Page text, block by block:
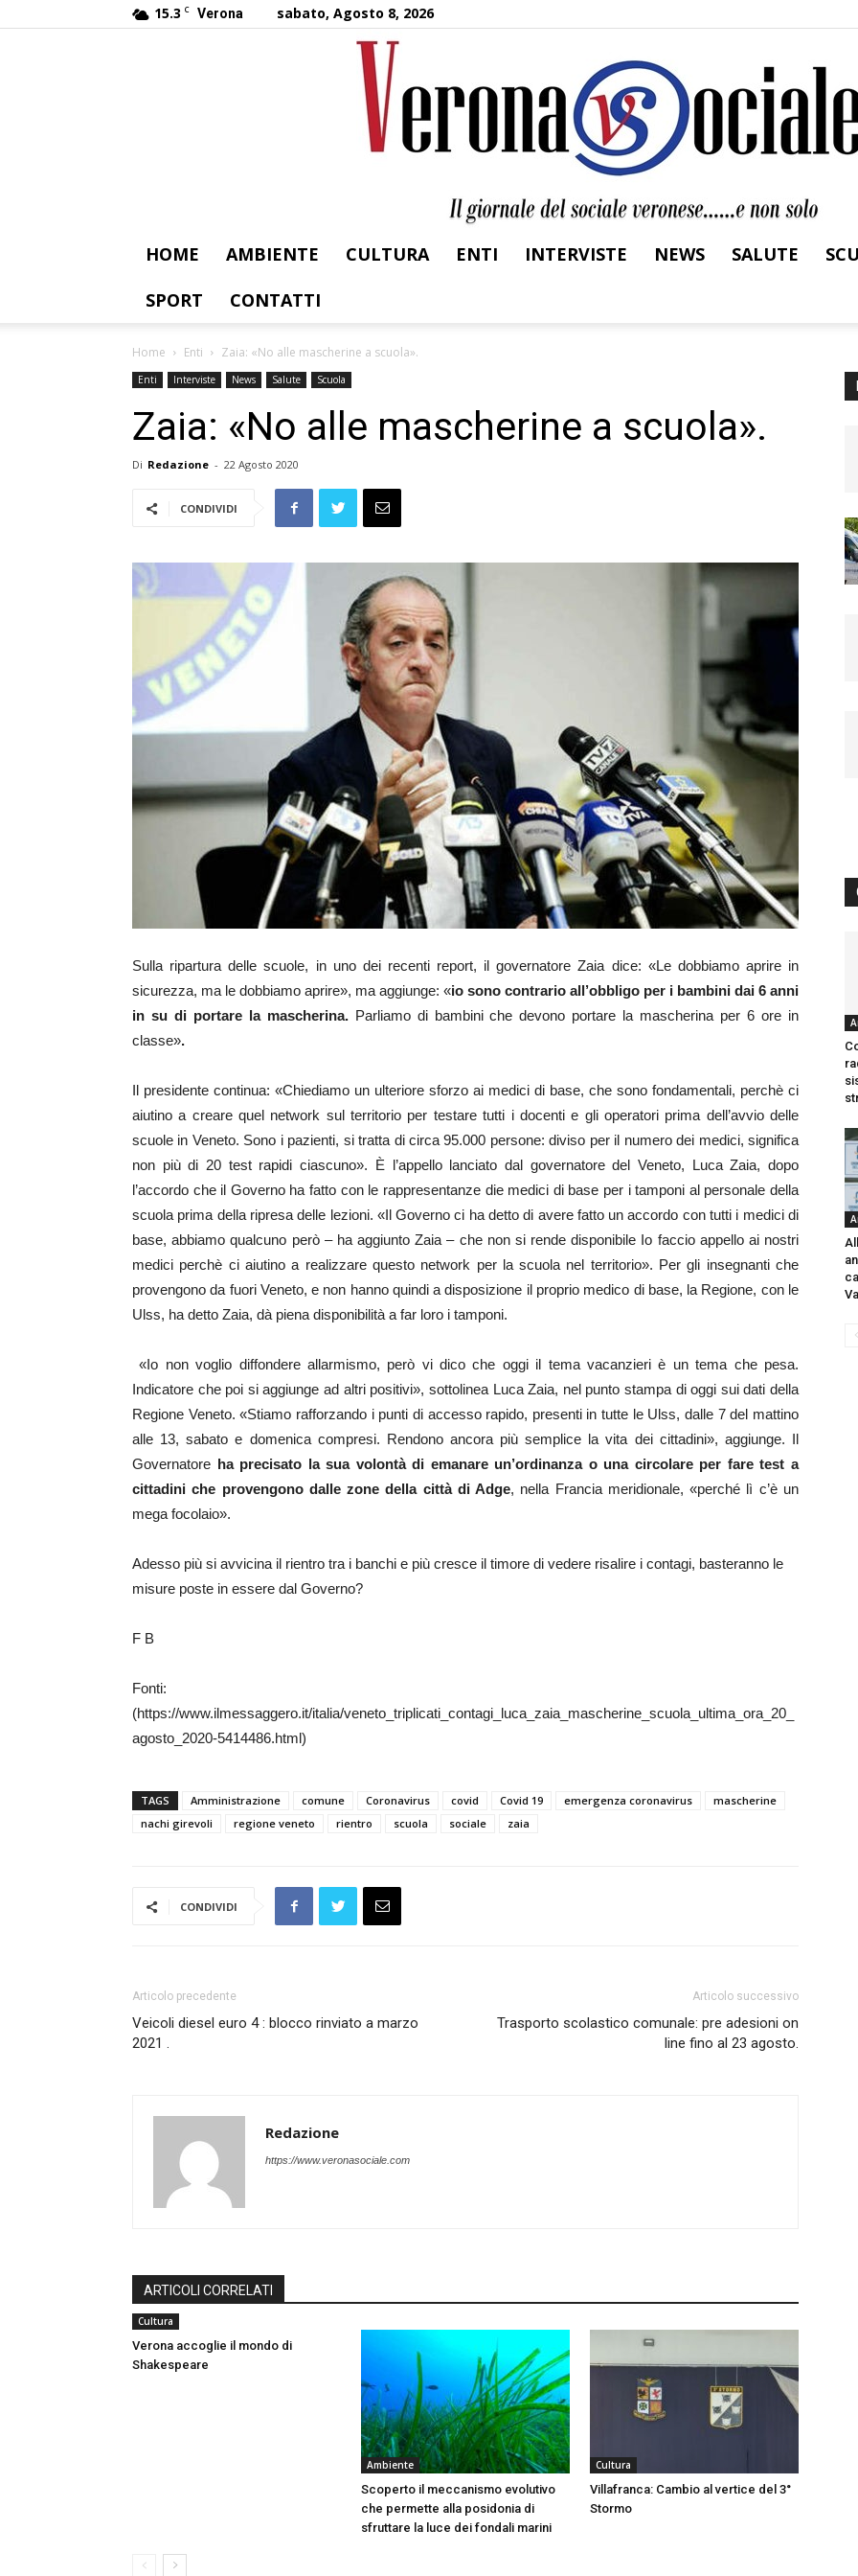
15.3 C Verona sabato, Agosto 8, 2026
Sociale
HOME AMBIENTE CULTURA ENTI INTERVISTE NEWS SALUTE
SPORT
CONTATTI
Home Enti Zaia: «No alle mascherine a scuola».
Enti Interviste News Salute Scuola
Zaia: «No alle mascherine a scuola».
Di Redazione - 22 Agosto 2020
CONDIVIDI
Sulla ripartura delle scuole, in uno dei recenti report, il governatore Zaia dice: «Le dobbiamo aprire in
sicurezza, ma le dobbiamo aprire», ma aggiunge: «io sono contrario all’obbligo per i bambini dai 6 anni
in su di portare la mascherina. Parliamo di bambini che devono portare la mascherina per 6 ore in
classe».
Il presidente continua: «Chiediamo un ulteriore sforzo ai medici di base, che sono fondamentali, perchè ci
aiutino a creare quel network sul territorio per testare tutti i docenti e gli operatori prima dell’avvio delle
scuole in Veneto. Sono i pazienti, si tratta di circa 95.000 persone: diviso per il numero dei medici, significa
non più di 20 test rapidi ciascuno». È l’appello lanciato dal governatore del Veneto, Luca Zaia, dopo
l’accordo che il Governo ha fatto con le rappresentanze die medici di base per i tamponi al personale della
scuola prima della ripresa delle lezioni. «Il Governo ci ha detto di avere fatto un accordo con tutti i medici di
base, abbiamo qualcuno però – ha aggiunto Zaia – che non si rende disponibile Io faccio appello ai nostri
medici perchè ci aiutino a realizzare questo network per la scuola nel territorio». Per gli insegnanti che
provengono da fuori Veneto, e non hanno quindi a disposizione il proprio medico di base, la Regione, con le
Ulss, ha detto Zaia, dà piena disponibilità a far loro i tamponi.
«Io non voglio diffondere allarmismo, però vi dico che oggi il tema vacanzieri è un tema che pesa.
Indicatore che poi si aggiunge ad altri positivi», sottolinea Luca Zaia, nel punto stampa di oggi sui dati della
Regione Veneto. «Stiamo rafforzando i punti di accesso rapido, presenti in tutte le Ulss, dalle 7 del mattino
alle 13, sabato e domenica compresi. Rendono ancora più semplice la vita dei cittadini», aggiunge. Il
Governatore ha precisato la sua volontà di emanare un’ordinanza o una circolare per fare test a
cittadini che provengono dalle zone della città di Adge, nella Francia meridionale, «perché lì c’è un
mega focolaio».
Adesso più si avvicina il rientro tra i banchi e più cresce il timore di vedere risalire i contagi, basteranno le
misure poste in essere dal Governo?
F B
Fonti:
(https://www.ilmessaggero.it/italia/veneto_triplicati_contagi_luca_zaia_mascherine_scuola_ultima_ora_20_
agosto_2020-5414486.html)
TAGS Amministrazione comune Coronavirus covid Covid 19 emergenza coronavirus
mascherine
nachi girevoli
regione veneto rientro scuola sociale zaia
CONDIVIDI
Articolo precedente
Veicoli diesel euro 4 : blocco rinviato a marzo
2021 .
Articolo successivo
Trasporto scolastico comunale: pre adesioni on
line fino al 23 agosto.
Redazione
https://www.veronasociale.com
ARTICOLI CORRELATI
Cultura
Verona accoglie il mondo di
Shakespeare
Ambiente
Scoperto il meccanismo evolutivo
che permette alla posidonia di
sfruttare la luce dei fondali marini
Cultura
Villafranca: Cambio al vertice del 3°
Stormo